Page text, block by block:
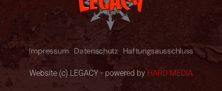
Impressum Datenschutz Haftungsausschluss
Website (c) LEGACY - powered by HARD MEDIA